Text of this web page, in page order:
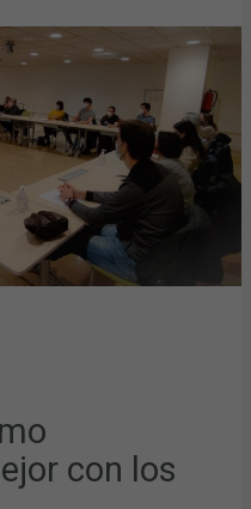
con los